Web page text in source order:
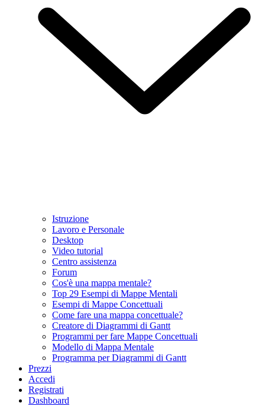
Istruzione
Lavoro e Personale
Desktop
Video tutorial
Centro assistenza
Forum
Cos'è una mappa mentale?
Top 29 Esempi di Mappe Mentali
Esempi di Mappe Concettuali
Come fare una mappa concettuale?
Creatore di Diagrammi di Gantt
Programmi per fare Mappe Concettuali
Modello di Mappa Mentale
Programma per Diagrammi di Gantt
Prezzi
Accedi
Registrati
Dashboard